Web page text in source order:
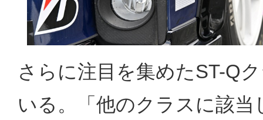
さらに注目を集めたST-Q
いる。「他のクラスに該